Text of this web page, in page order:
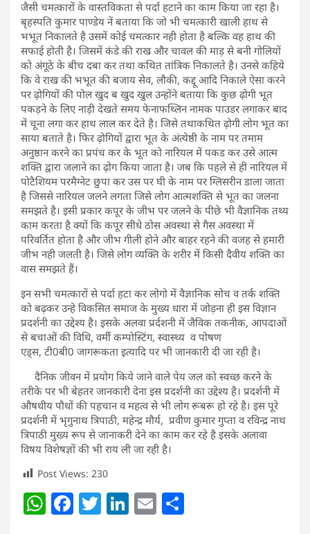
जैसी चमत्कारों के वास्तविकता से पर्दा हटाने का काम किया जा रहा है।
बृहस्पति कुमार पाण्डेय नें बताया कि जो भी चमत्कारी खाली हाथ से
भभूत निकालते है उसमें कोई चमत्कार नही होता है बल्कि वह हाथ की
सफाई होती है। जिसमें कंडे की राख और चावल की माड़ से बनी गोलियों
को अंगूठे के बीच दबा कर तथा कथित तांत्रिक निकालते है। उनसे कहिये
कि वे राख की भभूत की बजाय सेव, लौकी, कद्दू आदि निकाले ऐसा करने
पर ढ़ोगियों की पोल खुद ब खुद खुल उन्होंने बताया कि कुछ ढ़ोगी भूत
पकड़ने के लिए नाड़ी देखते समय फेनाफथ्लिन नामक पाउडर लगाकर बाद
में चूना लगा कर हाथ लाल कर देते है। जिसे तथाकथित ढ़ोगी लोग भूत का
साया बताते है। फिर ढ़ोगियों द्वारा भूत के अंत्येष्ठी के नाम पर तमाम
अनुष्ठान करने का प्रपंच कर के भूत को नारियल में पकड कर उसे आत्म
शक्ति द्वारा जलाने का ढ़ोग किया जाता है। जब कि पहले से ही नारियल में
पोटैशियम परमैग्नेट छुपा कर उस पर घी के नाम पर ग्लिसरीन डाला जाता
है जिससे नारियल जलने लगता जिसे लोग आत्मशक्ति से भूत का जलना
समझते है। इसी प्रकार कपूर के जीभ पर जलने के पीछे भी वैज्ञानिक तथ्य
काम करता है क्यों कि कपूर सीधे ठोस अवस्था से गैस अवस्था में
परिवर्तित होता है और जीभ गीली होने और बाहर रहने की वजह से हमारी
जीभ नही जलती है। जिसे लोग व्यक्ति के शरीर में किसी दैवीय शक्ति का
वास समझते हैं।
इन सभी चमत्कारों से पर्दा हटा कर लोगो में वैज्ञानिक सोच व तर्क शक्ति
को बढ़कर उन्हे विकसित समाज के मुख्य धारा में जोड़ना ही इस विज्ञान
प्रदर्शनी का उद्देश्य है। इसके अलवा प्रर्दशनी में जैविक तकनीक, आपदाओं
से बचाओं की विधि, वर्मी कम्पोस्टिंग, स्वास्थ्य व पोषण
एड्स, टी0बी0 जागरूकता इत्यादि पर भी जानकारी दी जा रही है।
दैनिक जीवन में प्रयोग किये जाने वाले पेय जल को स्वच्छ करने के
तरीके पर भी बेहतर जानकारी देना इस प्रदर्शनी का उद्देश्य है। प्रदर्शनी में
औषधीय पौधों की पहचान व महत्व से भी लोग रूबरू हो रहे है। इस पूरे
प्रदर्शनी में भृगुनाथ त्रिपाठी, महेन्द्र मौर्य, प्रवीण कुमार गुप्ता व रविन्द्र नाथ
त्रिपाठी मुख्य रूप से जानाकरी देने का काम कर रहे है इसके अलावा
विषय विशेषज्ञों की भी राय ली जा रही है।
Post Views: 230
W F T Li E